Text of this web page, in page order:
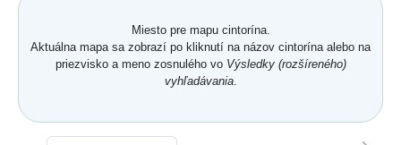
Miesto pre mapu cintorína.
Aktuálna mapa sa zobrazí po kliknutí na názov cintorína alebo na
priezvisko a meno zosnulého vo Výsledky (rozšíreného)
vyhľadávania.